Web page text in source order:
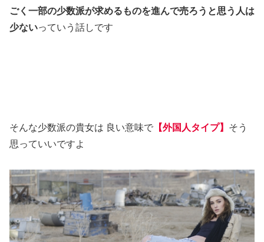
ごく一部の少数派が求めるものを進んで売ろうと思う人は
少ないっていう話しです
そんな少数派の貴女は 良い意味で 【外国人タイプ】 そう
思っていいですよ